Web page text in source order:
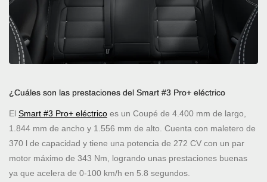
¿Cuáles son las prestaciones del Smart #3 Pro+ eléctrico
El Smart #3 Pro+ eléctrico es un Coupé de 4.400 mm de largo,
1.844 mm de ancho y 1.556 mm de alto. Cuenta con maletero de
370 l de capacidad y tiene una potencia de 272 CV con un par
motor máximo de 343 Nm, logrando unas prestaciones buenas
ya que acelera de 0-100 km/h en 5.8 segundos.